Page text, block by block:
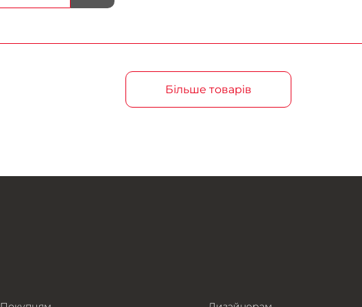
Більше товарів